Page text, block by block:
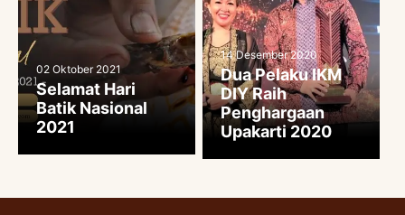
02 Oktober 2021
Selamat Hari
Batik Nasional
2021
14 Desember 2020
Dua Pelaku IKM
DIY Raih
Penghargaan
Upakarti 2020